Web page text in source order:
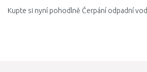
Kupte si nyní pohodlně Čerpání odpadní